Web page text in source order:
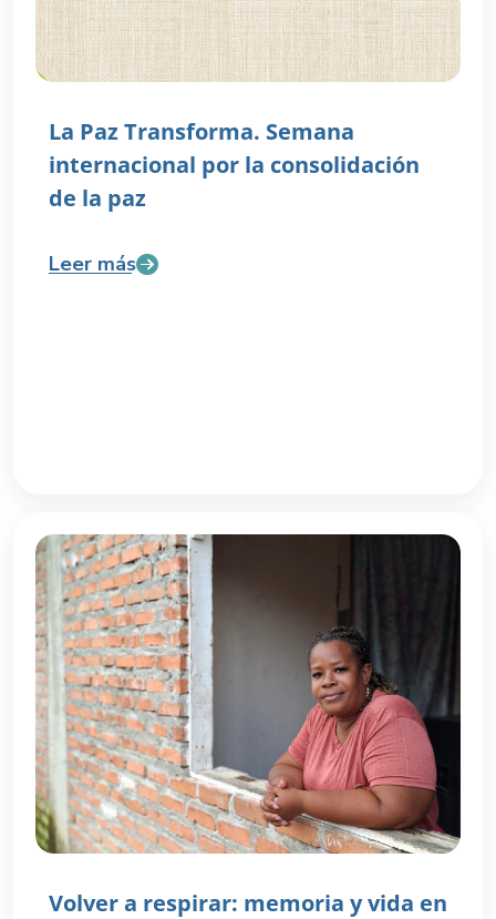
La Paz Transforma. Semana
internacional por la consolidación
de la paz
Leer más
Volver a respirar: memoria y vida en